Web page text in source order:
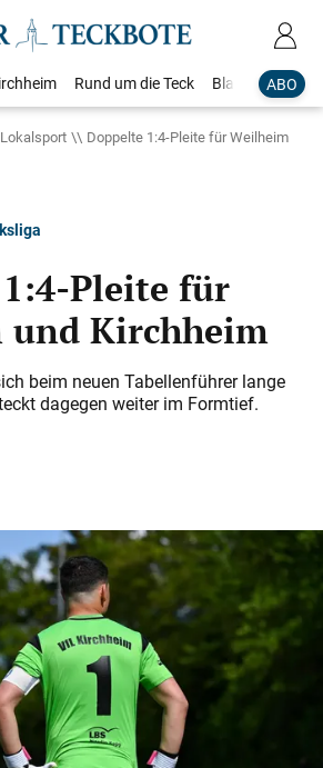
ABO
Rund um die Teck Blaulicht
Lokalsport
Doppelte 1:4-Pleite für Weilheim
Pleite für
und Kirchheim
beim neuen Tabellenführer lange
dagegen weiter im Formtief.